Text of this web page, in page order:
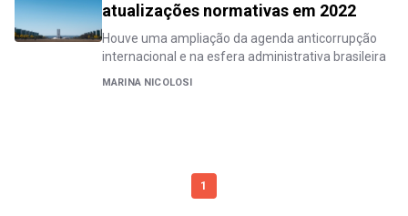
atualizações normativas em 2022
Houve uma ampliação da agenda anticorrupção
internacional e na esfera administrativa brasileira
MARINA NICOLOSI
1